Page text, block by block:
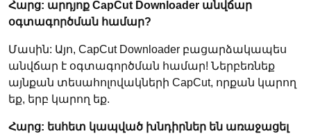
Հարց: արդյոք CapCut Downloader անվճար
օգտագործման համար?
Մասին: Այո, CapCut Downloader բացարձակապես
անվճար է օգտագործման համար! Ներբեռնեք
այնքան տեսահոլովակների CapCut, որքան կարող
եք, երբ կարող եք.
Հարց: եսհետ կապված խնդիրներ են առաջացել